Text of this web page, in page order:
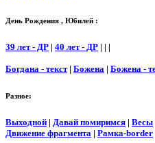
День Рождения , Юбилей :
39 лет - ДР | 40 лет - ДР | | |
Богдана - текст| Божена | Божена -
Разное:
Выходной | Давай помиримся | Весы
Движение фрагмента | Рамка-border